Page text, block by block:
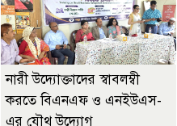
নারী উদ্যোক্তাদের স্বাবলম্বী
করতে বিএনএফ ও এনইউএস-
এর যৌথ উদ্যোগ